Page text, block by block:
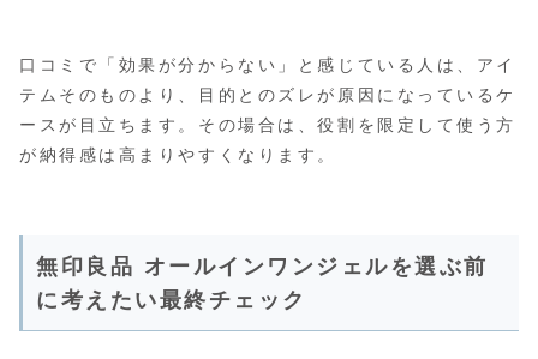
口コミで「効果が分からない」と感じている人は、アイ
テムそのものより、目的とのズレが原因になっているケ
ースが目立ちます。その場合は、役割を限定して使う方
が納得感は高まりやすくなります。
無印良品 オールインワンジェルを選ぶ前
に考えたい最終チェック